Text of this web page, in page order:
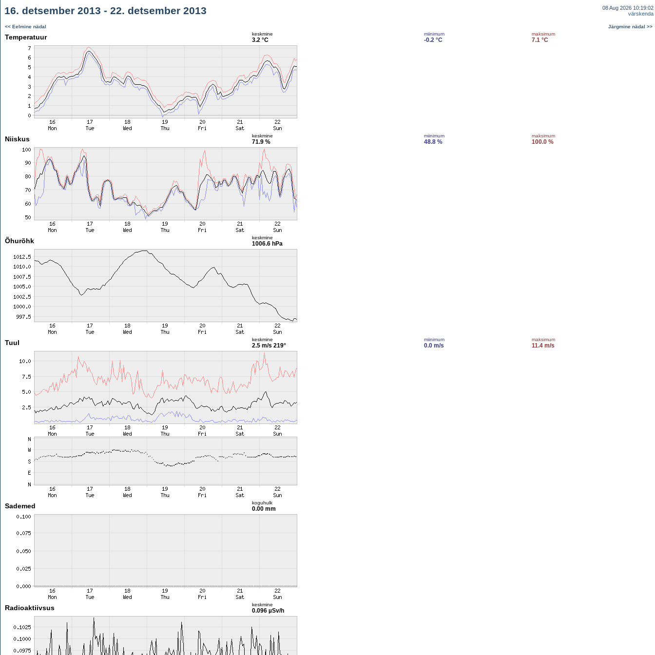
16. detsember 2013 - 22. detsember 2013
08 Aug 2026 10:19:02
värskenda
<< Eelmine nädal Järgmine nädal >>
Temperatuur keskmine
3.2 °C
miinimum
-0.2 °C
maksimum
7.1 °C
Niiskus keskmine
71.9 %
miinimum
48.8 %
maksimum
100.0 %
Õhurõhk keskmine
1006.6 hPa
Tuul keskmine
2.5 m/s 219°
miinimum
0.0 m/s
maksimum
11.4 m/s
Sademed koguhulk
0.00 mm
Radioaktiivsus keskmine
0.096 µSv/h